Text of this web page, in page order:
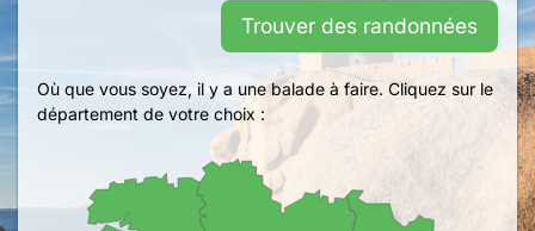
Trouver des randonnées
Où que vous soyez, il y a une balade à faire. Cliquez sur le
département de votre choix :